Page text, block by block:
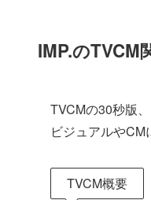
IMP.のTVCM
TVCMの30秒版
ビジュアルやCM
TVCM概要